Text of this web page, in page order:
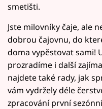
smetišti.
Jste milovníky čaje, ale
dobrou čajovnu, do
doma vypěstovat sami!
prozradíme i další
najdete také rady, jak
vám vydržely déle
zpracování první